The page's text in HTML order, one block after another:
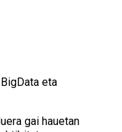
eta
gai hauetan